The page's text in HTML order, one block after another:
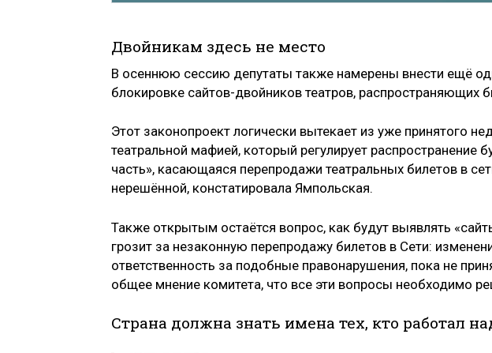
Двойникам здесь не место
В осеннюю сессию депутаты также намерены внести ещё
блокировке сайтов-двойников театров, распространяющих
Этот законопроект логически вытекает из уже принятого
театральной мафией, который регулирует распространение
часть», касающаяся перепродажи театральных билетов в
нерешённой, констатировала Ямпольская.
Также открытым остаётся вопрос, как будут выявлять
грозит за незаконную перепродажу билетов в Сети:
ответственность за подобные правонарушения, пока не
общее мнение комитета, что все эти вопросы необходимо
Страна должна знать имена тех, кто работал